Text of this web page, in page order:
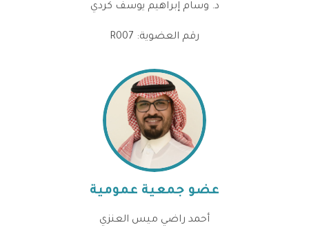
د. وسام إبراهيم يوسف كردي
رقم العضوية: R007
عضو جمعية عمومية
أحمد راضي ميس العنزي